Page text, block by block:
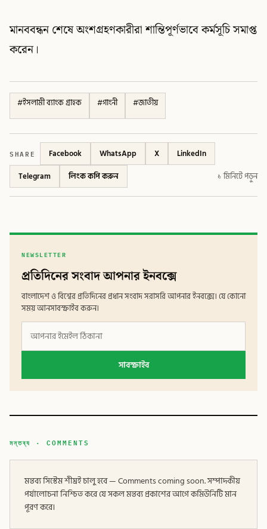
মানববন্ধন শেষে অংশগ্রহণকারীরা শান্তিপূর্ণভাবে কর্মসূচি সমাপ্ত
করেন।
#ইসলামী ব্যাংক গ্রাহক #গাংনী #জাতীয়
SHARE Facebook WhatsApp X
LinkedIn
Telegram
লিংক কপি করুন ১ মিনিটে পড়ুন
NEWSLETTER
প্রতিদিনের সংবাদ আপনার ইনবক্সে
বাংলাদেশ ও বিশ্বের প্রতিদিনের প্রধান সংবাদ সরাসরি আপনার ইনবক্সে। যে কোনো
সময় আনসাবস্ক্রাইব করুন।
সাবস্ক্রাইব
মন্তব্য · COMMENTS
মন্তব্য সিস্টেম শীঘ্রই চালু হবে — Comments coming soon. সম্পাদকীয়
পর্যালোচনা নিশ্চিত করে যে সকল মন্তব্য প্রকাশের আগে কমিউনিটি মান
পূরণ করে।